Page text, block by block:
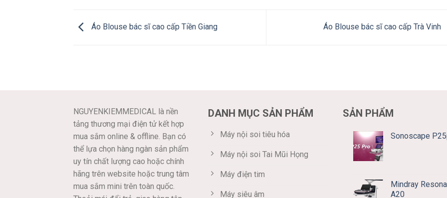
Áo Blouse bác sĩ cao cấp Tiền Giang Áo Blouse bác sĩ cao cấp Trà Vinh
NGUYENKIEMMEDICAL là nền
tảng thương mại điện tử kết hợp
mua sắm online & offline. Bạn có
thể lựa chọn hàng ngàn sản phẩm
uy tín chất lượng cao hoặc chính
hãng trên website hoặc trung tâm
mua sắm mini trên toàn quốc.
DANH MỤC SẢN PHẨM
Máy nội soi tiêu hóa
Máy nội soi Tai Mũi Họng
Máy điện tim
Máy siêu âm
SẢN PHẨM
Sonoscape
Mindray Resona
A20